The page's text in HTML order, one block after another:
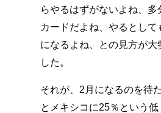
らやるはずがないよね、多
カードだよね、やるとして
になるよね、との見方が大
した。
それが、2月になるのを待
とメキシコに25％という